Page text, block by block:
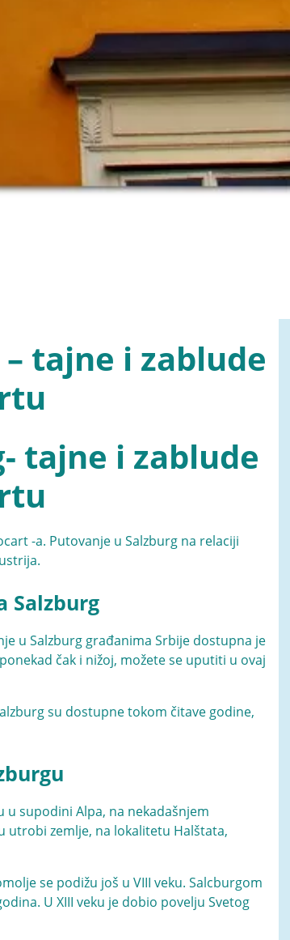
tajne i zablude
tajne i zablude
-a. Putovanje u Salzburg na relaciji
Salzburg
u Salzburg građanima Srbije dostupna je
čak i nižoj, možete se uputiti u ovaj
su dostupne tokom čitave godine,
u supodini Alpa, na nekadašnjem
utrobi zemlje, na lokalitetu Halštata,
se podižu još u VIII veku. Salcburgom
U XIII veku je dobio povelju Svetog